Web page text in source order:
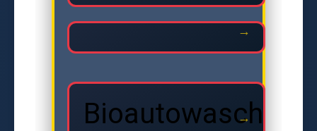
Bioautowasche